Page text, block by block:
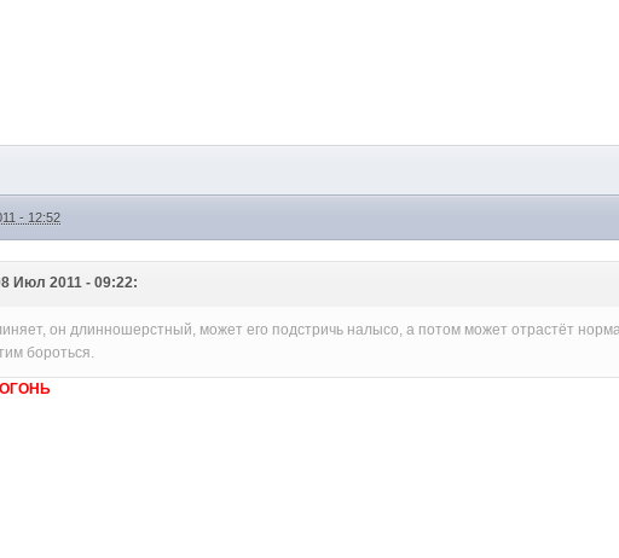
- 12:52
Июл 2011 - 09:22:
он длинношерстный, может его подстричь налысо, а потом может отрастёт
бороться.
ОГОНЬ